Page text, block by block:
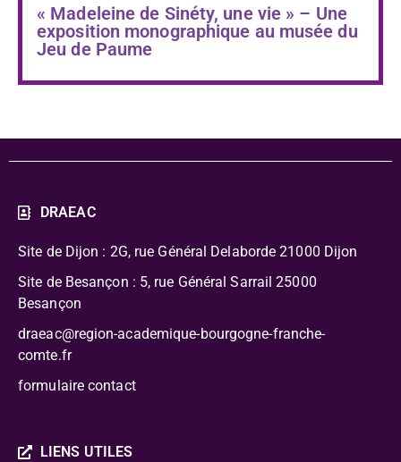
« Madeleine de Sinéty, une vie » – Une
exposition monographique au musée du
Jeu de Paume
DRAEAC
Site de Dijon : 2G, rue Général Delaborde 21000 Dijon
Site de Besançon : 5, rue Général Sarrail 25000
Besançon
draeac@region-academique-bourgogne-franche-
comte.fr
formulaire contact
LIENS UTILES